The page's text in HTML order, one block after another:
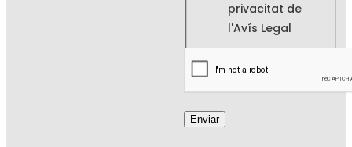
privacitat de
l'Avís Legal
Enviar